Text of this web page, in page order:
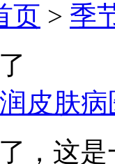
页 > 季
皮肤病
，这